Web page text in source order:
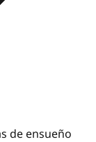
de ensueño